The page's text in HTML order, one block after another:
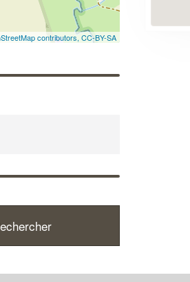
contributors, CC-BY-SA
En savoir plus